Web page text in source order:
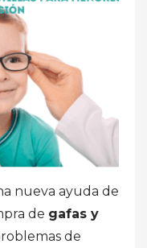
nueva ayuda de
de gafas y
de